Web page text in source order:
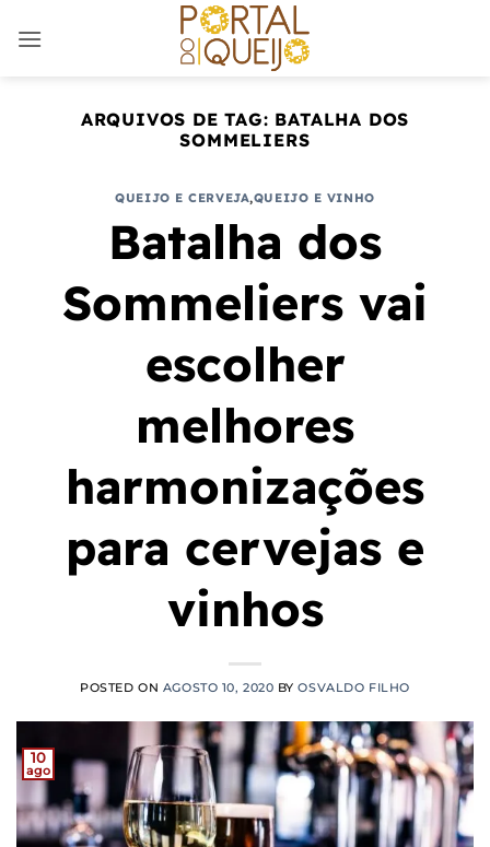
ARQUIVOS DE TAG: BATALHA DOS
SOMMELIERS
QUEIJO E CERVEJA,QUEIJO E VINHO
Batalha dos
Sommeliers vai
escolher
melhores
harmonizações
para cervejas e
vinhos
POSTED ON AGOSTO 10, 2020 BYOSVALDO FILHO
10
ago